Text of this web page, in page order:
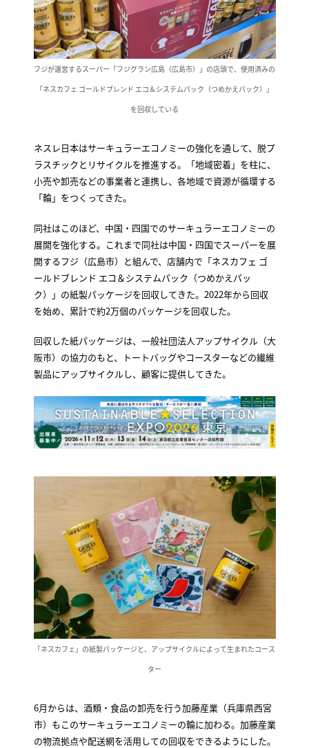
フジが運営するスーパー「フジグラン広島（広島市）」の店頭で、使用済みの
「ネスカフェ ゴールドブレンド エコ＆システムパック（つめかえパック）」
を回収している
ネスレ日本はサーキュラーエコノミーの強化を通して、脱プ
ラスチックとリサイクルを推進する。「地域密着」を柱に、
小売や卸売などの事業者と連携し、各地域で資源が循環する
「輪」をつくってきた。
同社はこのほど、中国・四国でのサーキュラーエコノミーの
展開を強化する。これまで同社は中国・四国でスーパーを展
開するフジ（広島市）と組んで、店舗内で「ネスカフェ ゴ
ールドブレンド エコ＆システムパック（つめかえパッ
ク）」の紙製パッケージを回収してきた。2022年から回収
を始め、累計で約2万個のパッケージを回収した。
回収した紙パッケージは、一般社団法人アップサイクル（大
阪市）の協力のもと、トートバッグやコースターなどの繊維
製品にアップサイクルし、顧客に提供してきた。
「ネスカフェ」の紙製パッケージと、アップサイクルによって生まれたコース
ター
6月からは、酒類・食品の卸売を行う加藤産業（兵庫県西宮
市）もこのサーキュラーエコノミーの輪に加わる。加藤産業
の物流拠点や配送網を活用しての回収をできるようにした。